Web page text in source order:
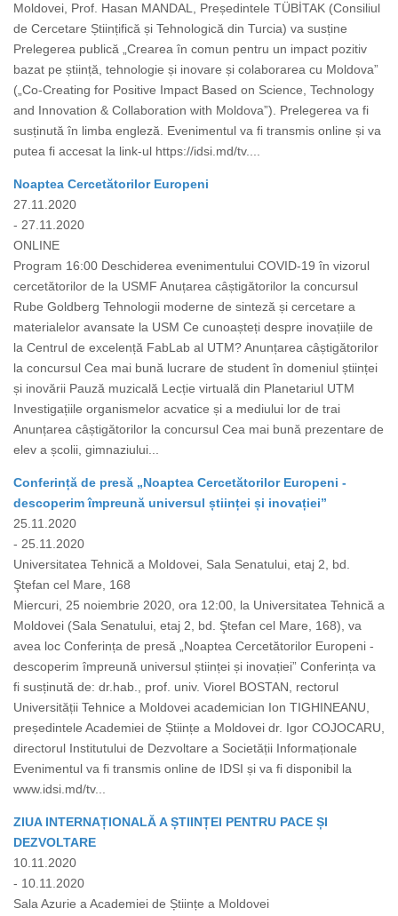
Moldovei, Prof. Hasan MANDAL, Președintele TÜBİTAK (Consiliul
de Cercetare Științifică și Tehnologică din Turcia) va susține
Prelegerea publică „Crearea în comun pentru un impact pozitiv
bazat pe știință, tehnologie și inovare și colaborarea cu Moldova”
(„Co-Creating for Positive Impact Based on Science, Technology
and Innovation & Collaboration with Moldova”). Prelegerea va fi
susținută în limba engleză. Evenimentul va fi transmis online și va
putea fi accesat la link-ul https://idsi.md/tv....
Noaptea Cercetătorilor Europeni
27.11.2020
- 27.11.2020
ONLINE
Program 16:00 Deschiderea evenimentului COVID-19 în vizorul
cercetătorilor de la USMF Anuțarea câștigătorilor la concursul
Rube Goldberg Tehnologii moderne de sinteză și cercetare a
materialelor avansate la USM Ce cunoașteți despre inovațiile de
la Centrul de excelență FabLab al UTM? Anunțarea câștigătorilor
la concursul Cea mai bună lucrare de student în domeniul științei
și inovării Pauză muzicală Lecție virtuală din Planetariul UTM
Investigațiile organismelor acvatice și a mediului lor de trai
Anunțarea câștigătorilor la concursul Cea mai bună prezentare de
elev a școlii, gimnaziului...
Conferință de presă „Noaptea Cercetătorilor Europeni -
descoperim împreună universul științei și inovației”
25.11.2020
- 25.11.2020
Universitatea Tehnică a Moldovei, Sala Senatului, etaj 2, bd.
Ştefan cel Mare, 168
Miercuri, 25 noiembrie 2020, ora 12:00, la Universitatea Tehnică a
Moldovei (Sala Senatului, etaj 2, bd. Ştefan cel Mare, 168), va
avea loc Conferința de presă „Noaptea Cercetătorilor Europeni -
descoperim împreună universul științei și inovației” Conferința va
fi susținută de: dr.hab., prof. univ. Viorel BOSTAN, rectorul
Universității Tehnice a Moldovei academician Ion TIGHINEANU,
președintele Academiei de Științe a Moldovei dr. Igor COJOCARU,
directorul Institutului de Dezvoltare a Societății Informaționale
Evenimentul va fi transmis online de IDSI și va fi disponibil la
www.idsi.md/tv...
ZIUA INTERNAȚIONALĂ A ȘTIINȚEI PENTRU PACE ȘI
DEZVOLTARE
10.11.2020
- 10.11.2020
Sala Azurie a Academiei de Științe a Moldovei